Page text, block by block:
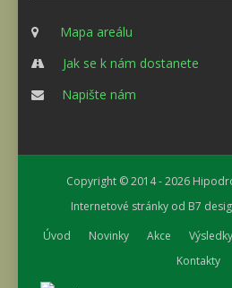
Mapa areálu
Jak se k nám dostanete
Napište nám
Copyright © 2014 - 2026
Internetové stránky od B7
Úvod
Novinky Akce Výsledky
Kontakty